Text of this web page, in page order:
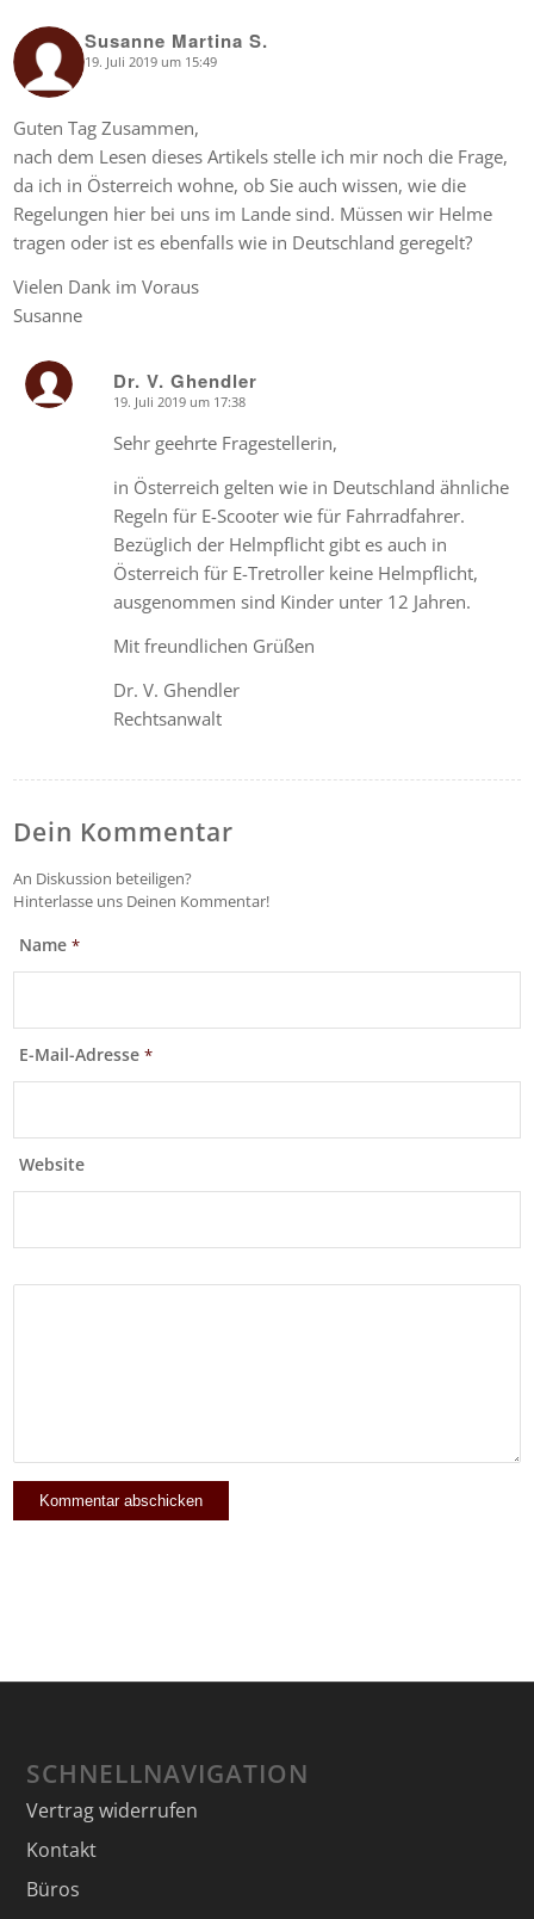
Susanne Martina S.
says: 19. Juli 2019 um 15:49
Guten Tag Zusammen,
nach dem Lesen dieses Artikels stelle ich mir noch die Frage,
da ich in Österreich wohne, ob Sie auch wissen, wie die
Regelungen hier bei uns im Lande sind. Müssen wir Helme
tragen oder ist es ebenfalls wie in Deutschland geregelt?
Vielen Dank im Voraus
Susanne
Dr. V. Ghendler
19. Juli 2019 um 17:38
Sehr geehrte Fragestellerin,
in Österreich gelten wie in Deutschland ähnliche
Regeln für E-Scooter wie für Fahrradfahrer.
Bezüglich der Helmpflicht gibt es auch in
Österreich für E-Tretroller keine Helmpflicht,
ausgenommen sind Kinder unter 12 Jahren.
Mit freundlichen Grüßen
Dr. V. Ghendler
Rechtsanwalt
Dein Kommentar
An Diskussion beteiligen?
Hinterlasse uns Deinen Kommentar!
Name*
E-Mail-Adresse*
Website
SCHNELLNAVIGATION
Vertrag widerrufen
Kontakt
Büros